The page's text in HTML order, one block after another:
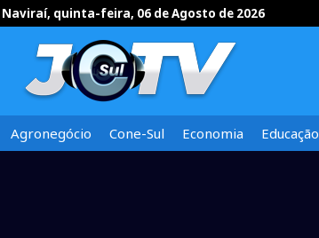
Naviraí, quinta-feira, 06 de Agosto de 2026
Agronegócio Cone-Sul Economia Educação